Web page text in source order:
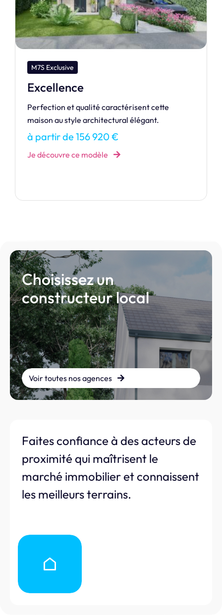
M7S Design
Création
Notre maison de la gamme Design. Cédez aux
charmes de la CRÉATION.
à partir de 361 279 €
Je découvre ce modèle
Choisissez un
constructeur local
Voir toutes nos agences
Faites confiance à des acteurs de
proximité qui maîtrisent le
marché immobilier et connaissent
les meilleurs terrains.